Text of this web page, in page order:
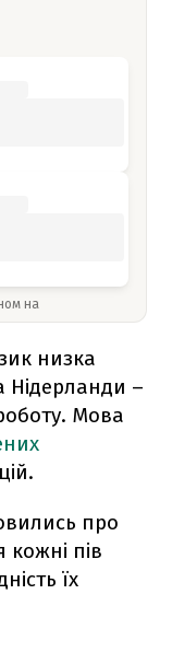
на
низка
Нідерланди –
Мова
про
кожні пів
їх